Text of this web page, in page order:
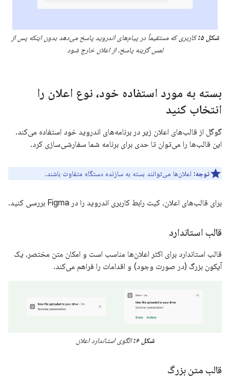
شکل ۵:
کاربری که مستقیماً در پیام‌های اندروید پاسخ می‌دهد بدون اینکه پس از
لمس گزینه پاسخ، از اعلان خارج شود
بسته به مورد استفاده خود، نوع اعلان را
انتخاب کنید
گوگل از قالب‌های اعلان زیر در برنامه‌های اندروید خود استفاده می‌کند.
این قالب‌ها را می‌توان تا حدی برای برنامه شما سفارشی‌سازی کرد.
توجه: اعلان‌ها می‌توانند بسته به سازنده دستگاه متفاوت باشند.
برای قالب‌های اعلان، کیت رابط کاربری اندروید را در Figma بررسی کنید.
قالب استاندارد
قالب استاندارد برای اکثر اعلان‌ها مناسب است و امکان متن مختصر، یک
آیکون بزرگ (در صورت وجود) و اقدامات را فراهم می‌کند.
شکل ۶: الگوی استاندارد اعلان
قالب متن بزرگ